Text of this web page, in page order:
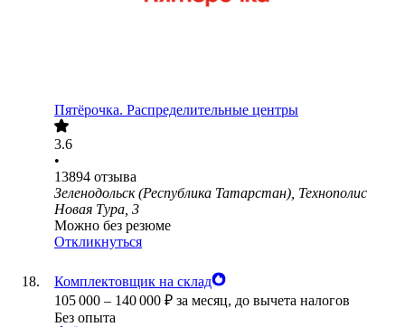
Пятёрочка. Распределительные центры
3.6
•
13894 отзыва
Зеленодольск (Республика Татарстан), Технополис
Новая Тура, 3
Можно без резюме
Откликнуться
Комплектовщик на склад
105 000 – 140 000 ₽ за месяц, до вычета налогов
Без опыта